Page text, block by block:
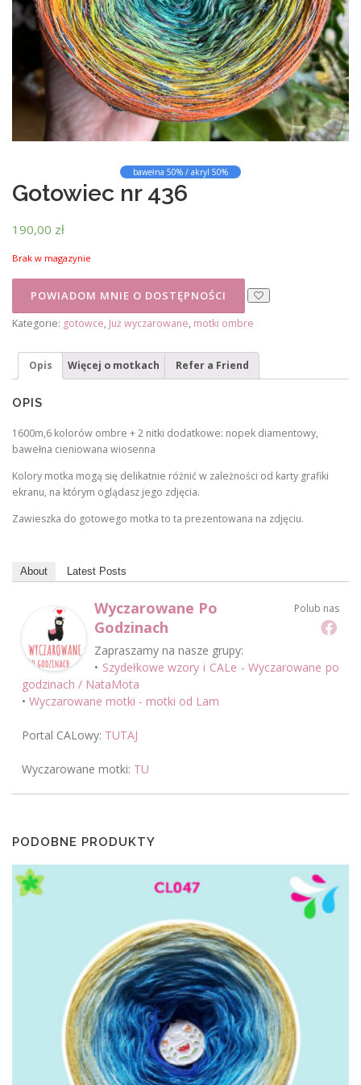
bawełna 50% / akryl 50%
Gotowiec nr 436
190,00 zł
Brak w magazynie
Kategorie: gotowce, Już wyczarowane, motki ombre
Opis Więcej o motkach Refer a Friend
OPIS
1600m,6 kolorów ombre + 2 nitki dodatkowe: nopek diamentowy,
bawełna cieniowana wiosenna
Kolory motka mogą się delikatnie różnić w zależności od karty grafiki
ekranu, na którym oglądasz jego zdjęcia.
Zawieszka do gotowego motka to ta prezentowana na zdjęciu.
About Latest Posts
Polub nas
Wyczarowane Po
Godzinach
Zapraszamy na nasze grupy:
• Szydełkowe wzory i CALe - Wyczarowane po
godzinach / NataMota
• Wyczarowane motki - motki od Lam
Portal CALowy: TUTAJ
Wyczarowane motki: TU
PODOBNE PRODUKTY